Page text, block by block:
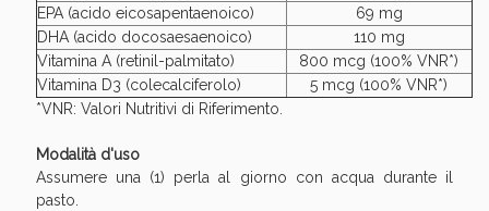
EPA (acido eicosapentaenoico)
69 mg
DHA (acido docosaesaenoico)
110 mg
Vitamina A (retinil-palmitato)
800 mcg (100% VNR*)
Vitamina D3 (colecalciferolo)
5 mcg (100% VNR*)
*VNR: Valori Nutritivi di Riferimento.
Modalità d'uso
Assumere una (1) perla al giorno con acqua durante il
pasto.
Scopri le offerte di Oggi